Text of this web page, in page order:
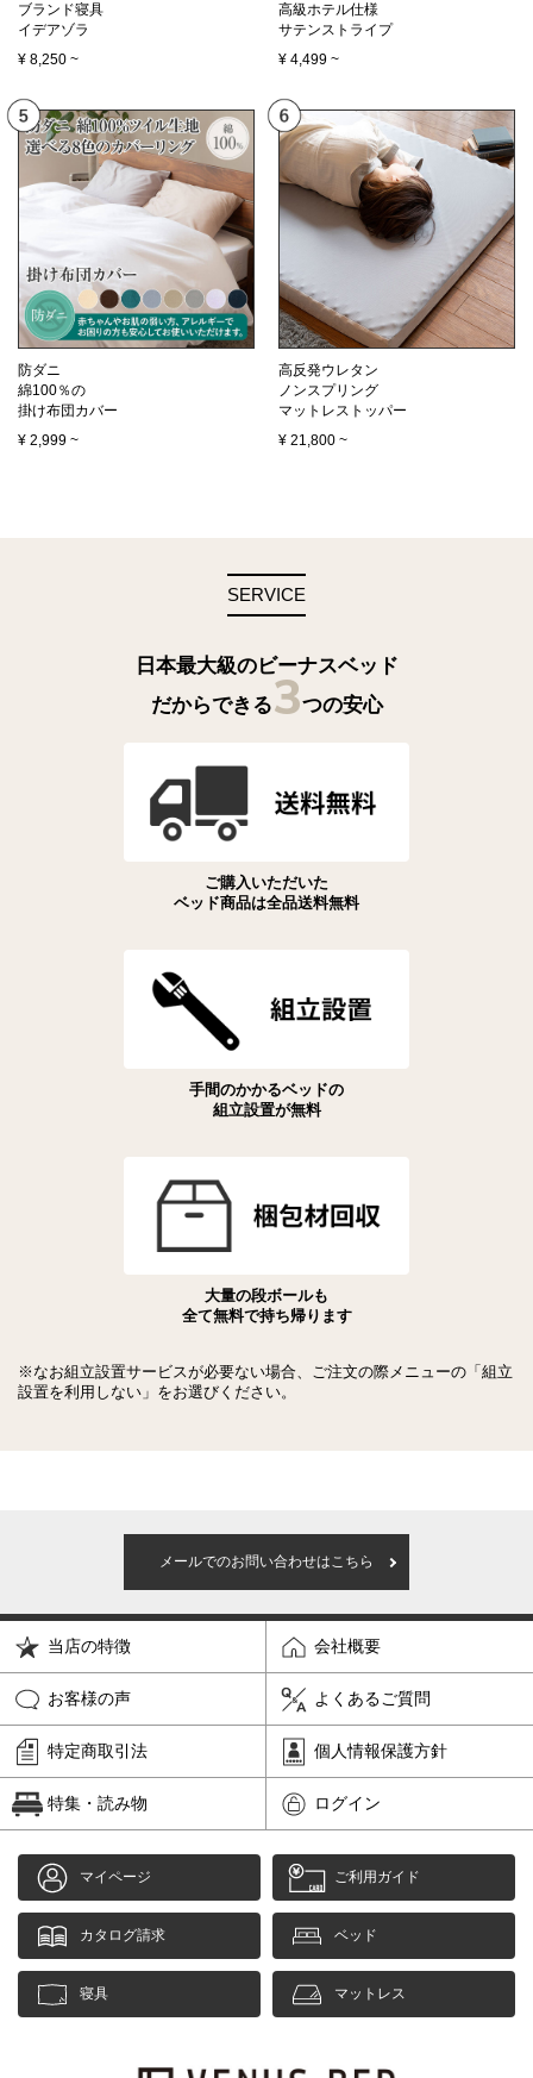
ブランド寝具
イデアゾラ
¥ 8,250 ~
高級ホテル仕様
サテンストライプ
¥ 4,499 ~
防ダニ
綿100％の
掛け布団カバー
¥ 2,999 ~
高反発ウレタン
ノンスプリング
マットレストッパー
¥ 21,800 ~
SERVICE
日本最大級のビーナスベッド
だからできる3つの安心
ご購入いただいた
ベッド商品は全品送料無料
手間のかかるベッドの
組立設置が無料
大量の段ボールも
全て無料で持ち帰ります
※なお組立設置サービスが必要ない場合、ご注文の際メニューの「組立
設置を利用しない」をお選びください。
メールでのお問い合わせはこちら
当店の特徴 会社概要
お客様の声 よくあるご質問
特定商取引法 個人情報保護方針
特集・読み物 ログイン
マイページ ご利用ガイド
カタログ請求 ベッド
寝具 マットレス